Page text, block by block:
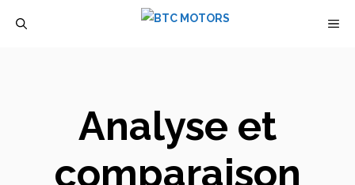
Analyse et
comparaison